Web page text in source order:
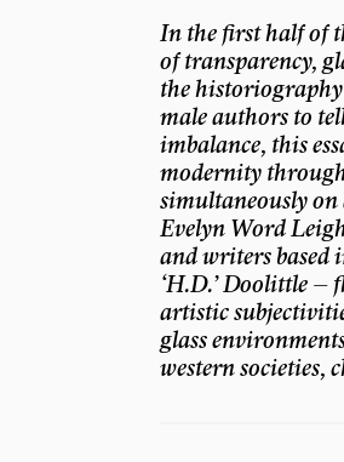
In the first half of
of transparency,
the historiography
male authors to
imbalance, this
modernity through
simultaneously
Evelyn Word
and writers
‘H.D.’ Doolittle –
artistic
glass
western societies,